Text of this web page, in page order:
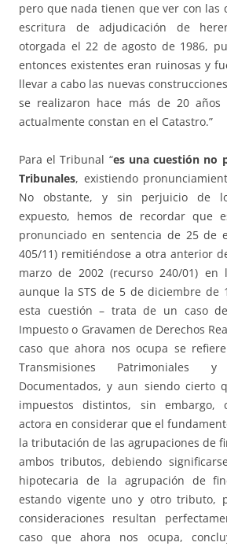
pero que nada tienen que ver con las
escritura de adjudicación de
otorgada el 22 de agosto de 1986,
entonces existentes eran ruinosas y
llevar a cabo las nuevas
se realizaron hace más de 20
actualmente constan en el Catastro.”
Para el Tribunal “es una cuestión no
Tribunales, existiendo
No obstante, y sin perjuicio de lo
expuesto, hemos de recordar que
pronunciado en sentencia de 25 de
405/11) remitiéndose a otra anterior
marzo de 2002 (recurso 240/01)
aunque la STS de 5 de diciembre de
esta cuestión – trata de un caso
Impuesto o Gravamen de Derechos
caso que ahora nos ocupa se
Transmisiones Patrimoniales
Documentados, y aun siendo cierto
impuestos distintos, sin embargo,
actora en considerar que el
la tributación de las agrupaciones de
ambos tributos, debiendo
hipotecaria de la agrupación de
estando vigente uno y otro tributo,
consideraciones resultan
caso que ahora nos ocupa,